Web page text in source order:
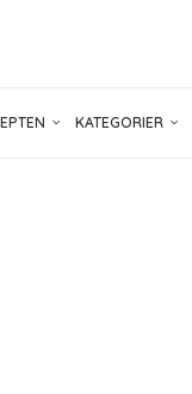
KATEGORIER